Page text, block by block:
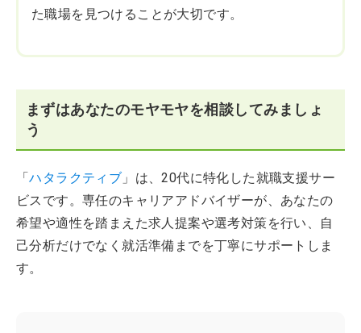
た職場を見つけることが大切です。
まずはあなたのモヤモヤを相談してみましょ
う
「ハタラクティブ 」は、20代に特化した就職支援サー
ビスです。専任のキャリアアドバイザーが、あなたの
希望や適性を踏まえた求人提案や選考対策を行い、自
己分析だけでなく就活準備までを丁寧にサポートしま
す。